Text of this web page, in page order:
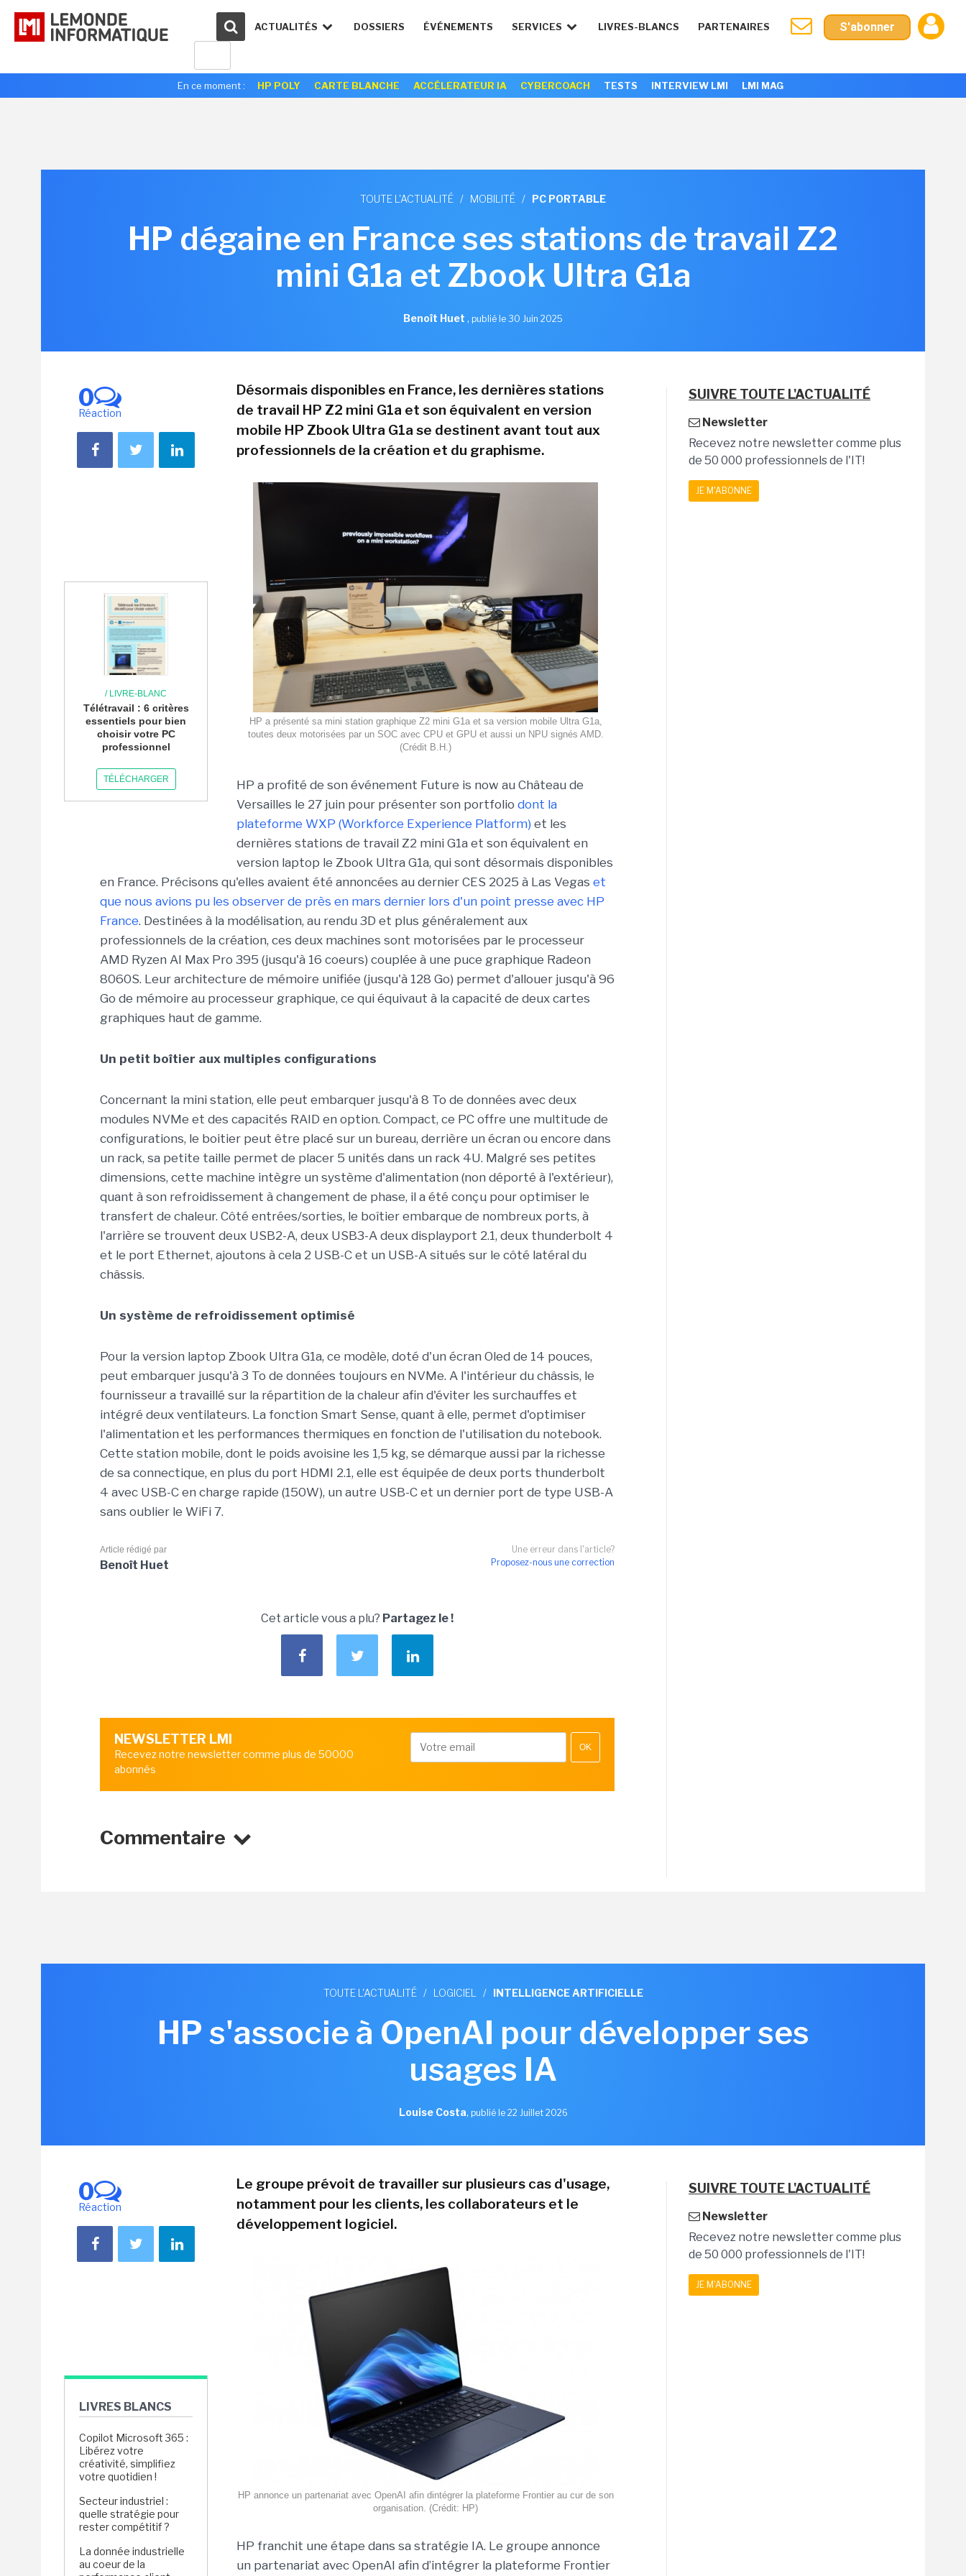
ACTUALITÉS DOSSIERS ÉVÉNEMENTS SERVICES LIVRES-BLANCS PARTENAIRES S'abonner
En ce moment : HP POLY CARTE BLANCHE ACCÉLERATEUR IA CYBERCOACH TESTS INTERVIEW LMI LMI MAG
TOUTE L'ACTUALITÉ / MOBILITÉ / PC PORTABLE
HP dégaine en France ses stations de travail Z2
mini G1a et Zbook Ultra G1a
Benoît Huet , publié le 30 Juin 2025
0
Réaction
/ LIVRE-BLANC
Télétravail : 6 critères
essentiels pour bien
choisir votre PC
professionnel
TÉLÉCHARGER
Désormais disponibles en France, les dernières stations
de travail HP Z2 mini G1a et son équivalent en version
mobile HP Zbook Ultra G1a se destinent avant tout aux
professionnels de la création et du graphisme.
HP a présenté sa mini station graphique Z2 mini G1a et sa version mobile Ultra G1a,
toutes deux motorisées par un SOC avec CPU et GPU et aussi un NPU signés AMD.
(Crédit B.H.)
HP a profité de son événement Future is now au Château de
Versailles le 27 juin pour présenter son portfolio dont la
plateforme WXP (Workforce Experience Platform) et les
dernières stations de travail Z2 mini G1a et son équivalent en
version laptop le Zbook Ultra G1a, qui sont désormais disponibles
en France. Précisons qu'elles avaient été annoncées au dernier CES 2025 à Las Vegas et
que nous avions pu les observer de près en mars dernier lors d'un point presse avec HP
France. Destinées à la modélisation, au rendu 3D et plus généralement aux
professionnels de la création, ces deux machines sont motorisées par le processeur
AMD Ryzen AI Max Pro 395 (jusqu'à 16 coeurs) couplée à une puce graphique Radeon
8060S. Leur architecture de mémoire unifiée (jusqu'à 128 Go) permet d'allouer jusqu'à 96
Go de mémoire au processeur graphique, ce qui équivaut à la capacité de deux cartes
graphiques haut de gamme.
Un petit boîtier aux multiples configurations
Concernant la mini station, elle peut embarquer jusqu'à 8 To de données avec deux
modules NVMe et des capacités RAID en option. Compact, ce PC offre une multitude de
configurations, le boitier peut être placé sur un bureau, derrière un écran ou encore dans
un rack, sa petite taille permet de placer 5 unités dans un rack 4U. Malgré ses petites
dimensions, cette machine intègre un système d'alimentation (non déporté à l'extérieur),
quant à son refroidissement à changement de phase, il a été conçu pour optimiser le
transfert de chaleur. Côté entrées/sorties, le boîtier embarque de nombreux ports, à
l'arrière se trouvent deux USB2-A, deux USB3-A deux displayport 2.1, deux thunderbolt 4
et le port Ethernet, ajoutons à cela 2 USB-C et un USB-A situés sur le côté latéral du
châssis.
Un système de refroidissement optimisé
Pour la version laptop Zbook Ultra G1a, ce modèle, doté d'un écran Oled de 14 pouces,
peut embarquer jusqu'à 3 To de données toujours en NVMe. A l'intérieur du châssis, le
fournisseur a travaillé sur la répartition de la chaleur afin d'éviter les surchauffes et
intégré deux ventilateurs. La fonction Smart Sense, quant à elle, permet d'optimiser
l'alimentation et les performances thermiques en fonction de l'utilisation du notebook.
Cette station mobile, dont le poids avoisine les 1,5 kg, se démarque aussi par la richesse
de sa connectique, en plus du port HDMI 2.1, elle est équipée de deux ports thunderbolt
4 avec USB-C en charge rapide (150W), un autre USB-C et un dernier port de type USB-A
sans oublier le WiFi 7.
Une erreur dans l'article?
Proposez-nous une correction
Article rédigé par
Benoît Huet
Cet article vous a plu? Partagez le !
NEWSLETTER LMI
Recevez notre newsletter comme plus de 50000
abonnés
OK
Commentaire
SUIVRE TOUTE L'ACTUALITÉ
Newsletter
Recevez notre newsletter comme plus
de 50 000 professionnels de l'IT!
JE M'ABONNE
TOUTE L'ACTUALITÉ / LOGICIEL / INTELLIGENCE ARTIFICIELLE
HP s'associe à OpenAI pour développer ses
usages IA
Louise Costa, publié le 22 Juillet 2026
0
Réaction
LIVRES BLANCS
Copilot Microsoft 365 :
Libérez votre
créativité, simplifiez
votre quotidien !
Secteur industriel :
quelle stratégie pour
rester compétitif ?
La donnée industrielle
au coeur de la
Le groupe prévoit de travailler sur plusieurs cas d'usage,
notamment pour les clients, les collaborateurs et le
développement logiciel.
HP annonce un partenariat avec OpenAI afin dintégrer la plateforme Frontier au cur de son
organisation. (Crédit: HP)
HP franchit une étape dans sa stratégie IA. Le groupe annonce
un partenariat avec OpenAI afin d’intégrer la plateforme Frontier
SUIVRE TOUTE L'ACTUALITÉ
Newsletter
Recevez notre newsletter comme plus
de 50 000 professionnels de l'IT!
JE M'ABONNE